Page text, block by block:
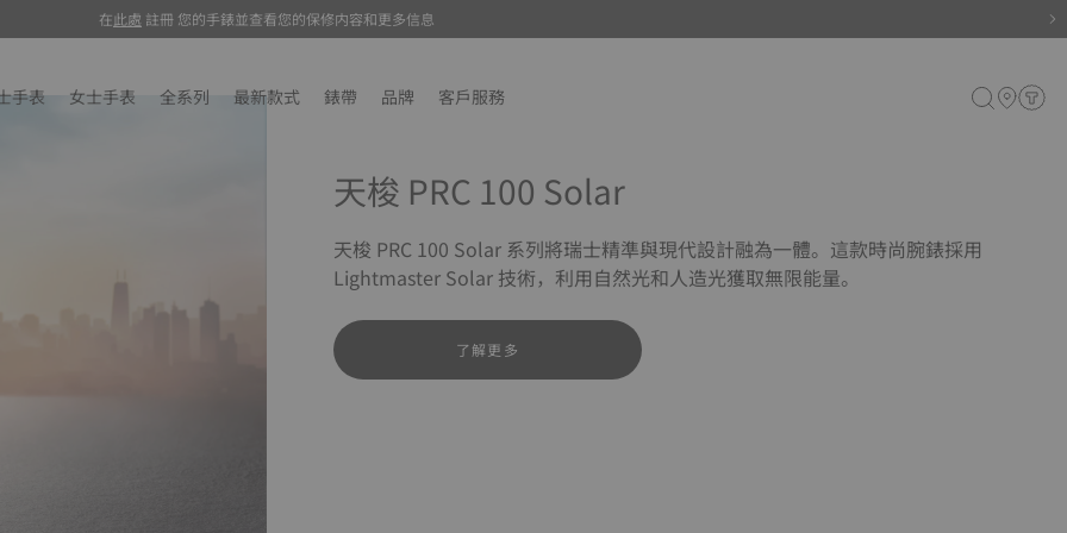
在此處 註冊 您的手錶並查看您的保修内容和更多信息
注册
手表 女士手表 全系列 最新款式 錶帶 品牌 客戶服務
天梭 PRC 100 Solar
天梭 PRC 100 Solar 系列將瑞士精準與現代設計融為一體。這款時尚腕錶採用
Lightmaster Solar 技術，利用自然光和人造光獲取無限能量。
了解更多